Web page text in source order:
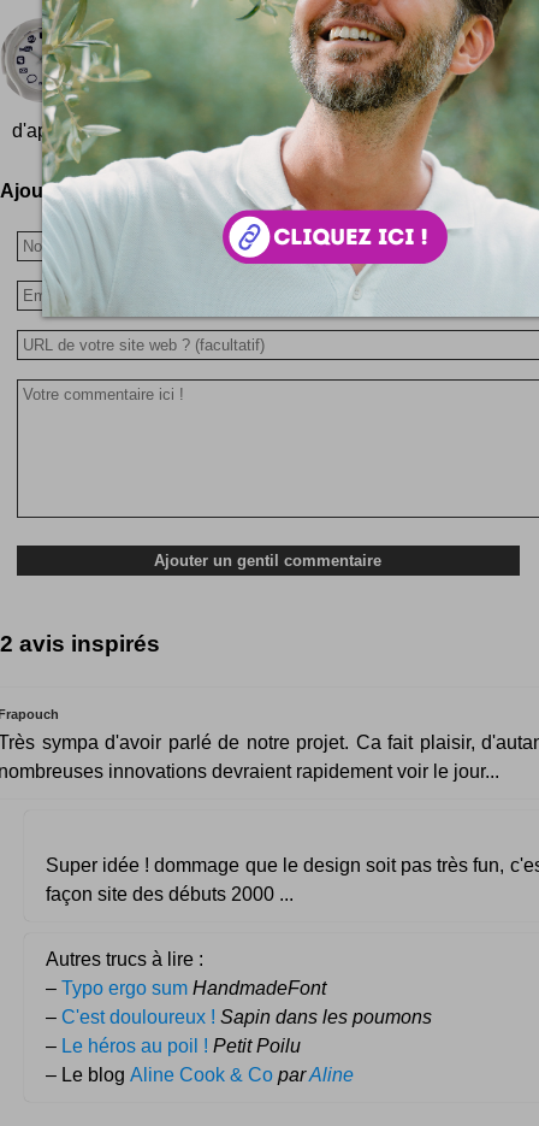
Montre Sociale Social Networking
Une montre Social Networking qui fera le
geeks ! Pour chaque heure, une icône de
d'application web 2.0 ! On reconnaît ainsi les logos...
Ajoutez votre avis !
2 avis inspirés
sympa d'avoir parlé de notre projet. Ca fait plaisir,
innovations devraient rapidement voir le jour...
Super idée ! dommage que le design soit pas très fun,
façon site des débuts 2000 ...
Autres trucs à lire :
– Typo ergo sum HandmadeFont
– C'est douloureux ! Sapin dans les poumons
– Le héros au poil ! Petit Poilu
– Le blog Aline Cook & Co parAline